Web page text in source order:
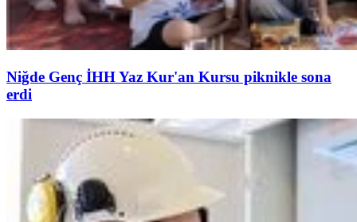
Niğde Genç İHH Yaz Kur'an Kursu piknikle sona
erdi